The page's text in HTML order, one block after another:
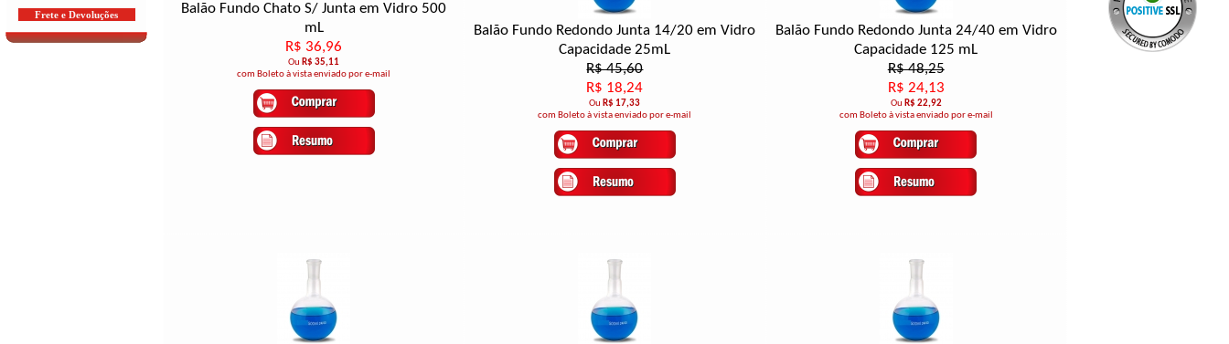
Frete e Devoluções
Balão Fundo Chato S/ Junta em Vidro 500
mL
R$ 36,96
Ou R$ 35,11
com Boleto à vista enviado por e-mail
Balão Fundo Redondo Junta 14/20 em Vidro
Capacidade 25mL
R$ 45,60
R$ 18,24
Ou R$ 17,33
com Boleto à vista enviado por e-mail
Balão Fundo Redondo Junta 24/40 em Vidro
Capacidade 125 mL
R$ 48,25
R$ 24,13
Ou R$ 22,92
com Boleto à vista enviado por e-mail